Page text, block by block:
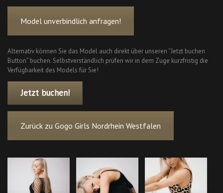
Model unverbindlich anfragen!
Alternativ können Sie das Model auch direkt über unseren “Jetzt buchen
Button” buchen. Selbstverständlich prüfen wir in dem Zuge kurzfristig die
Verfügbarkeit des Models für Sie!
Jetzt buchen!
Zurück zu Gogo Girls Nordrhein Westfalen